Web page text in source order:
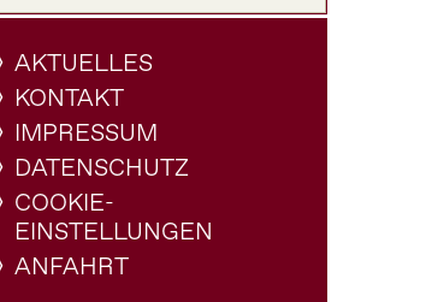
AKTUELLES
KONTAKT
IMPRESSUM
DATENSCHUTZ
COOKIE-
EINSTELLUNGEN
ANFAHRT